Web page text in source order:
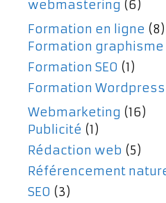
webmastering (6)
Formation en ligne (8)
Formation graphisme
Formation SEO (1)
Formation Wordpress
Webmarketing (16)
Publicité (1)
Rédaction web (5)
Référencement
SEO (3)